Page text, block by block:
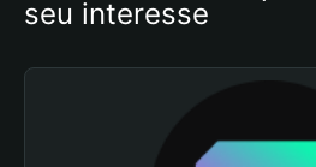
seu interesse